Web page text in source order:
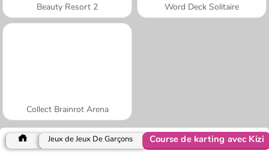
Beauty Resort 2 Word Deck Solitaire
Collect Brainrot Arena
Jeux de Jeux De Garçons Course de karting avec Kizi